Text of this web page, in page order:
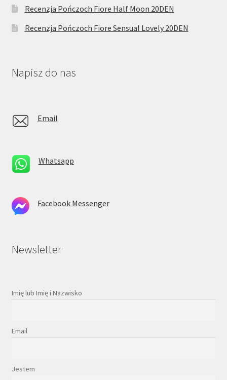
Recenzja Pończoch Fiore Half Moon 20DEN
Recenzja Pończoch Fiore Sensual Lovely 20DEN
Napisz do nas
Email
Whatsapp
Facebook Messenger
Newsletter
Imię lub Imię i Nazwisko
Email
Jestem